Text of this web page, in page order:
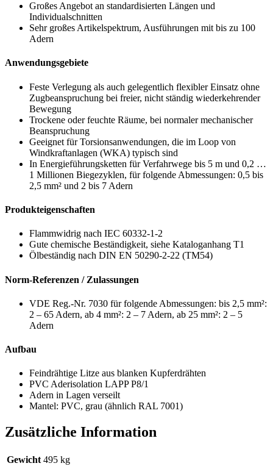
Großes Angebot an standardisierten Längen und
Individualschnitten
Sehr großes Artikelspektrum, Ausführungen mit bis zu 100
Adern
Anwendungsgebiete
Feste Verlegung als auch gelegentlich flexibler Einsatz ohne
Zugbeanspruchung bei freier, nicht ständig wiederkehrender
Bewegung
Trockene oder feuchte Räume, bei normaler mechanischer
Beanspruchung
Geeignet für Torsionsanwendungen, die im Loop von
Windkraftanlagen (WKA) typisch sind
In Energieführungsketten für Verfahrwege bis 5 m und 0,2 …
1 Millionen Biegezyklen, für folgende Abmessungen: 0,5 bis
2,5 mm² und 2 bis 7 Adern
Produkteigenschaften
Flammwidrig nach IEC 60332-1-2
Gute chemische Beständigkeit, siehe Kataloganhang T1
Ölbeständig nach DIN EN 50290-2-22 (TM54)
Norm-Referenzen / Zulassungen
VDE Reg.-Nr. 7030 für folgende Abmessungen: bis 2,5 mm²:
2 – 65 Adern, ab 4 mm²: 2 – 7 Adern, ab 25 mm²: 2 – 5
Adern
Aufbau
Feindrähtige Litze aus blanken Kupferdrähten
PVC Aderisolation LAPP P8/1
Adern in Lagen verseilt
Mantel: PVC, grau (ähnlich RAL 7001)
Zusätzliche Information
Gewicht 495 kg